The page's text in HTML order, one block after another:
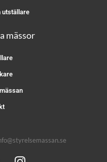
utställare
mässor